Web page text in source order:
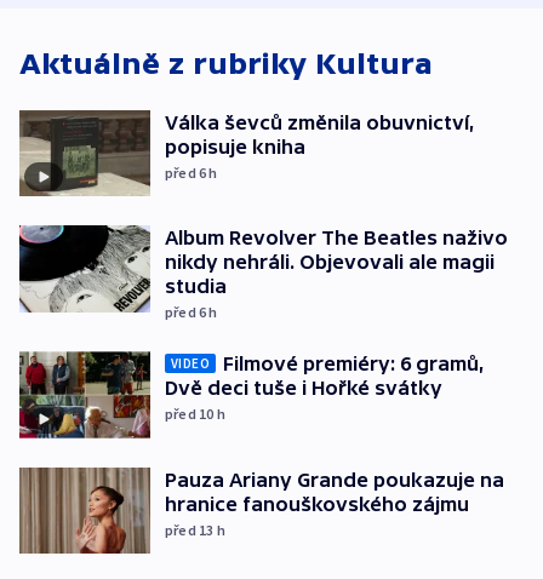
Aktuálně z rubriky Kultura
Válka ševců změnila obuvnictví,
popisuje kniha
před 6h
Album Revolver The Beatles naživo
nikdy nehráli. Objevovali ale magii
studia
před 6h
VIDEO
Filmové premiéry: 6 gramů,
Dvě deci tuše i Hořké svátky
před 10 h
Pauza Ariany Grande poukazuje na
hranice fanouškovského zájmu
před 13 h